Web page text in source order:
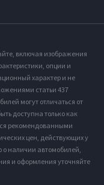
включая изображения
опции и
характер и не
статьи 437
могут отличаться от
доступна только как
рекомендованными
цен, действующих у
наличии автомобилей,
и оформления уточняйте